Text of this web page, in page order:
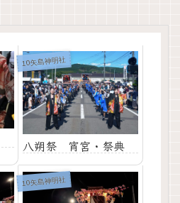
10矢島神明社
八朔祭 宵宮・祭典
10矢島神明社